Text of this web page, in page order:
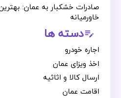
صادرات خشکبار به عمان:
خاورمیانه
edit_noteدسته ها
اجاره خودرو
اخذ ویزای عمان
ارسال کالا و اثاثیه
اقامت عمان